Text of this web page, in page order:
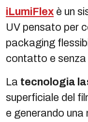
iLumiFlex è un
UV pensato per
packaging
contatto e senza
La tecnologia
superficiale del
e generando